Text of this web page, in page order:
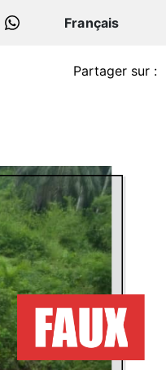
WHATSAPP
Partager sur :